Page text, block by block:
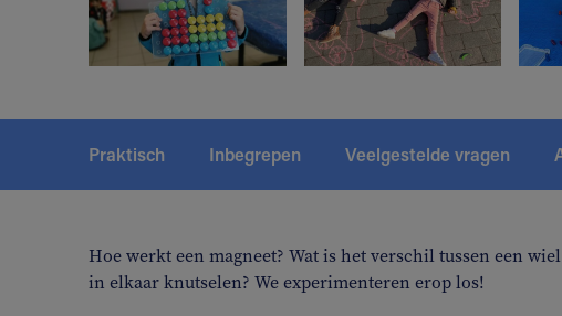
Praktisch Inbegrepen Veelgestelde vragen
Hoe werkt een magneet? Wat is het verschil tussen een
in elkaar knutselen? We experimenteren erop los!